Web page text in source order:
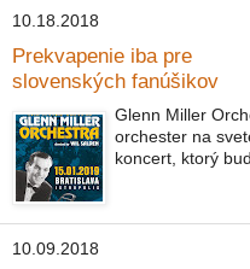
10.18.2018
Prekvapenie iba pre
slovenských fanúšikov
Glenn Miller
orchester na
koncert, ktorý
10.09.2018